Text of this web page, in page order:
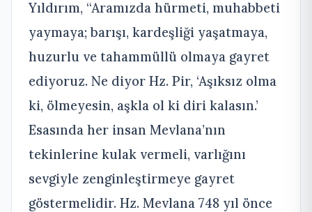
Yıldırım, “Aramızda hürmeti, muhabbeti
yaymaya; barışı, kardeşliği yaşatmaya,
huzurlu ve tahammüllü olmaya gayret
ediyoruz. Ne diyor Hz. Pir, ‘Aşıksız olma
ki, ölmeyesin, aşkla ol ki diri kalasın.’
Esasında her insan Mevlana’nın
tekinlerine kulak vermeli, varlığını
sevgiyle zenginleştirmeye gayret
göstermelidir. Hz. Mevlana 748 yıl önce